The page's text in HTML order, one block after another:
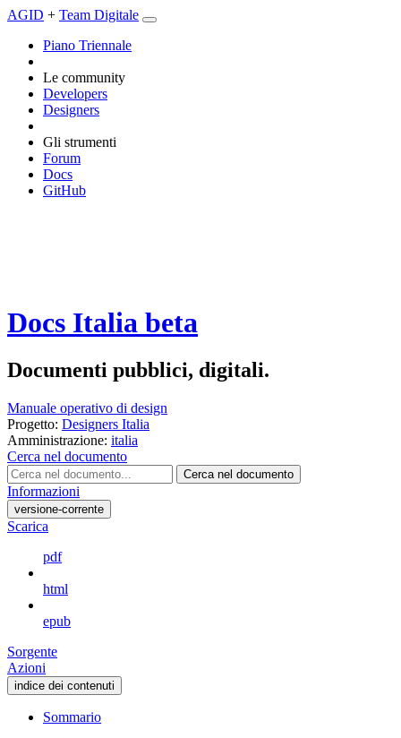
AGID + Team Digitale
Piano Triennale
Le community
Developers
Designers
Gli strumenti
Forum
Docs
GitHub
Docs Italia beta
Documenti pubblici, digitali.
Manuale operativo di design
Progetto: Designers Italia
Amministrazione: italia
Cerca nel documento
Cerca nel documento
Informazioni
versione-corrente
Scarica
pdf
html
epub
Sorgente
Azioni
indice dei contenuti
Sommario